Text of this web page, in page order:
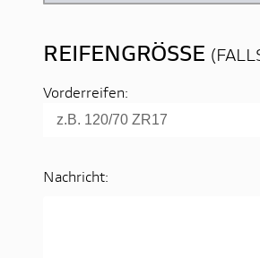
REIFENGRÖSSE
Vorderreifen:
Nachricht: